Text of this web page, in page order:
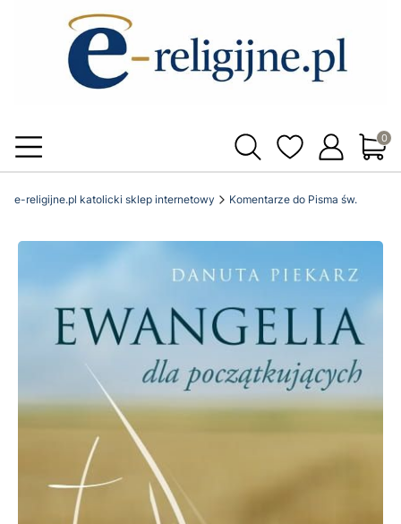
e-religijne.pl katolicki sklep internetowy Komentarze do Pisma św.